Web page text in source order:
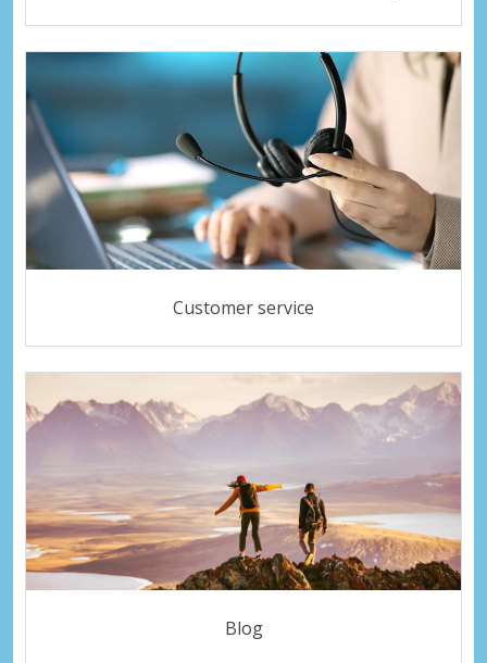
Customer service
Blog